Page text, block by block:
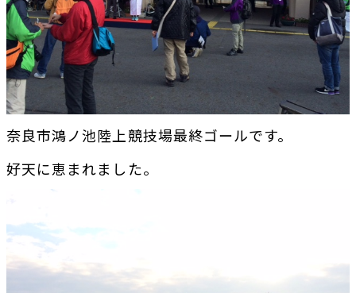
奈良市鴻ノ池陸上競技場最終ゴールです。
好天に恵まれました。